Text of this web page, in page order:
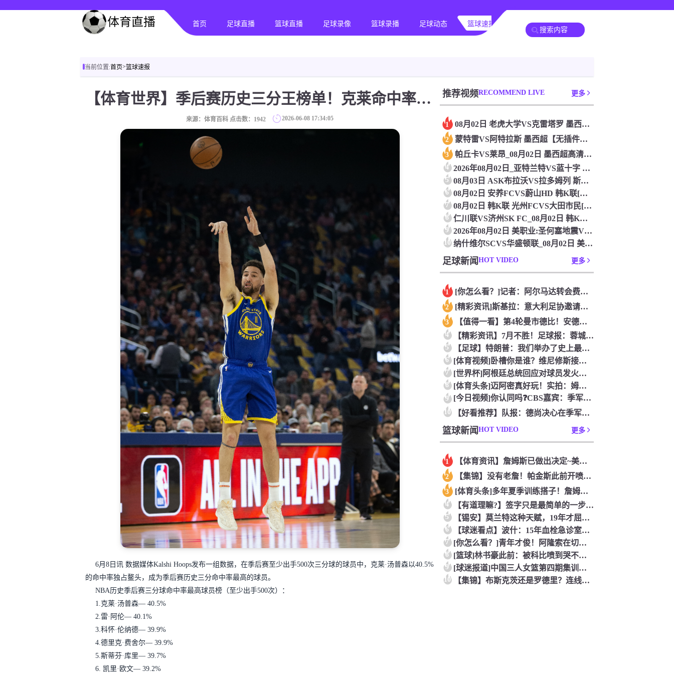
首页 足球直播 篮球直播 足球录像 篮球录播 足球动态 篮球速报 全球联赛
当前位置:首页>篮球速报
【体育世界】季后赛历史三分王榜单！克莱命中率40.5%傲视群雄 库里仅排第五
来源：体育百科 点击数： 1942 2026-06-08 17:34:05
6月8日讯 数据媒体Kalshi Hoops发布一组数据， 在季后赛至少出手500次三分球的球员中，克莱·汤普森以40.5%
的命中率独占鳌头，成为季后赛历史三分命中率最高的球员。
NBA历史季后赛三分球命中率最高球员榜（至少出手500次）：
1.克莱·汤普森— 40.5%
2.雷·阿伦— 40.1%
3.科怀·伦纳德— 39.9%
4.德里克·费舍尔— 39.9%
5.斯蒂芬·库里— 39.7%
6. 凯里·欧文— 39.2%
推荐视频RECOMMEND LIVE 更多
1 08月02日 老虎大学VS克雷塔罗 墨西超[无插件直播]
2 蒙特雷VS阿特拉斯 墨西超【无插件直播】_2026年08月0
3 帕丘卡VS莱昂_08月02日 墨西超高清赛事直播
4 2026年08月02日_亚特兰特VS蓝十字 墨西超直播 高清
5 08月03日 ASK布拉沃VS拉多姆列 斯亚甲[在线观看]
6 08月02日 安养FCVS蔚山HD 韩K联[免费直播]
7 08月02日 韩K联 光州FCVS大田市民[免费直播]
8 仁川联VS济州SK FC_08月02日 韩K联[免费直播]
9 2026年08月02日 美职业:圣何塞地震VS辛辛那提FC_
10 纳什维尔SCVS华盛顿联_08月02日 美职业[在线观看比赛
足球新闻 HOT VIDEO 更多
1 [你怎么看？]记者：阿尔马达转会费固定金额约2300万欧，外
2 [精彩资讯]斯基拉：意大利足协邀请布冯担任国家队领队，但遭到
3 【值得一看】第4轮曼市德比！安德森：从我知道曼市，曼城就是这
4 【精彩资讯】7月不胜！足球报：蓉城双冠王梦碎，近期成绩下滑要
5 【足球】特朗普：我们举办了史上最成功的一届世界杯
6 [体育视频]卧槽你是谁？维尼修斯接受下巴轮廓医美塑形，突然变
7 [世界杯]阿根廷总统回应对球员发火传言：我疯了才怪球员？全是
8 [体育头条]迈阿密真好玩！实拍：姆巴佩和女友被路人拍到在夜店
9 [今日视频]你认同吗❓️CBS嘉宾：季军赛的数据不应算进去，
10 【好看推荐】队报：德尚决心在季军赛体面告别，不希望以两连败收
篮球新闻 HOT VIDEO 更多
1 【体育资讯】詹姆斯已做出决定~美记：NBA预计会如期公布新赛
2 【集锦】没有老詹！帕金斯此前开喷：湖人靠东契奇和里夫斯没人会
3 [体育头条]多年夏季训练搭子！詹姆斯此前已经和马克西一同训练
4 【有道理嘛?】签字只是最简单的一步！米兰继续补充生力军！
5 【锡安】莫兰特这种天赋，19年才屈居第二，原来是出了锡安这个
6 【球迷看点】波什：15年血栓急诊室吸氧看到球队交易，我仍想复
7 [你怎么看？]青年才俊！阿隆索在切尔西上任后的第七堂训练课！
8 [篮球]林书豪此前：被科比喷到哭不是真的，但我和他曾五个月没
9 [球迷报道]中国三人女篮第四期集训开启 全力备战亚运会&奥运
10 【集锦】布斯克茨还是罗德里？连线博斯克：大师的选择会是谁？